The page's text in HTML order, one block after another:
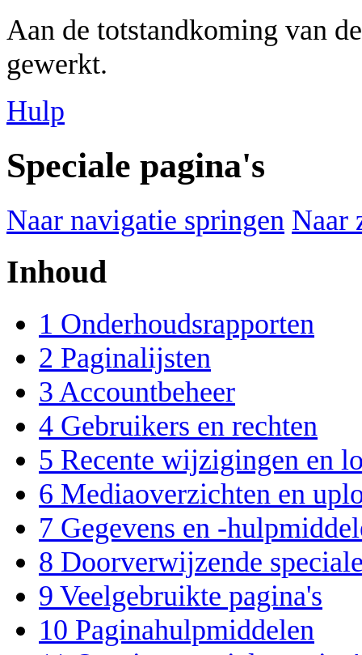
Aan de totstandkoming van
gewerkt.
Hulp
Speciale pagina's
Naar navigatie springen Naar
Inhoud
1 Onderhoudsrapporten
2 Paginalijsten
3 Accountbeheer
4 Gebruikers en rechten
5 Recente wijzigingen en
6 Mediaoverzichten en
7 Gegevens en -
8 Doorverwijzende
9 Veelgebruikte pagina's
10 Paginahulpmiddelen